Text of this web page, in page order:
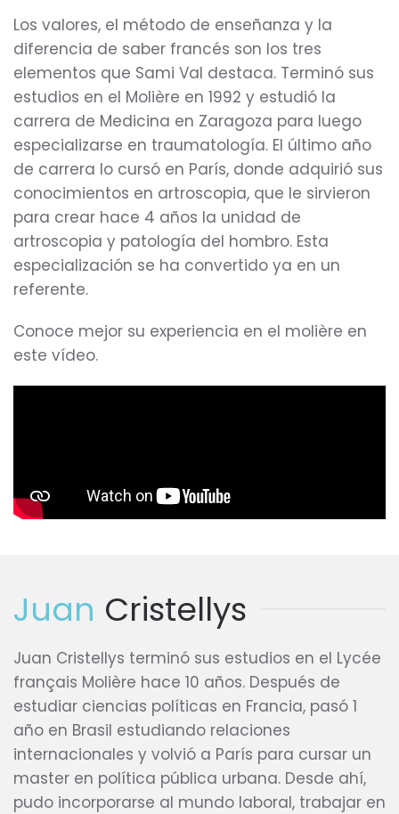
Los valores, el método de enseñanza y la
diferencia de saber francés son los tres
elementos que Sami Val destaca. Terminó sus
estudios en el Molière en 1992 y estudió la
carrera de Medicina en Zaragoza para luego
especializarse en traumatología. El último año
de carrera lo cursó en París, donde adquirió sus
conocimientos en artroscopia, que le sirvieron
para crear hace 4 años la unidad de
artroscopia y patología del hombro. Esta
especialización se ha convertido ya en un
referente.
Conoce mejor su experiencia en el molière en
este vídeo.
Juan Cristellys
Juan Cristellys terminó sus estudios en el Lycée
français Molière hace 10 años. Después de
estudiar ciencias políticas en Francia, pasó 1
año en Brasil estudiando relaciones
internacionales y volvió a París para cursar un
master en política pública urbana. Desde ahí,
pudo incorporarse al mundo laboral, trabajar en